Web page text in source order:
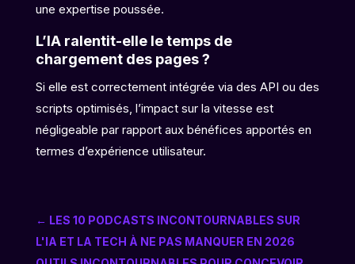
une expertise poussée.
L’IA ralentit-elle le temps de
chargement des pages ?
Si elle est correctement intégrée via des API ou des
scripts optimisés, l’impact sur la vitesse est
négligeable par rapport aux bénéfices apportés en
termes d’expérience utilisateur.
← LES 10 PODCASTS INCONTOURNABLES SUR
L'IA ET LA TECH À NE PAS MANQUER EN 2026